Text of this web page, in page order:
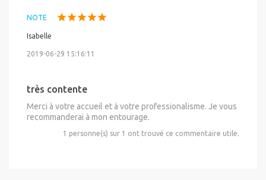
NOTE
Isabelle
2019-06-29 15:16:11
très contente
Merci à votre accueil et à votre professionalisme. Je vous
recommanderai à mon entourage.
1 personne(s) sur 1 ont trouvé ce commentaire utile.